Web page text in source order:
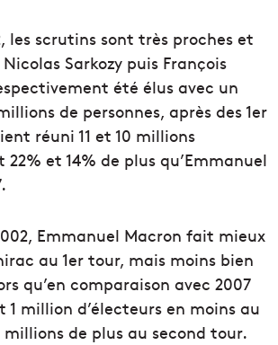
les scrutins sont très proches et
Sarkozy puis François
été élus avec un
de personnes, après des 1er
réuni 11 et 10 millions
22% et 14% de plus qu’Emmanuel
Emmanuel Macron fait mieux
au 1er tour, mais moins bien
qu’en comparaison avec 2007
1 million d’électeurs en moins au
millions de plus au second tour.